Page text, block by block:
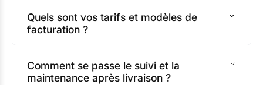
Quels sont vos tarifs et modèles de
facturation ?
Comment se passe le suivi et la
maintenance après livraison ?